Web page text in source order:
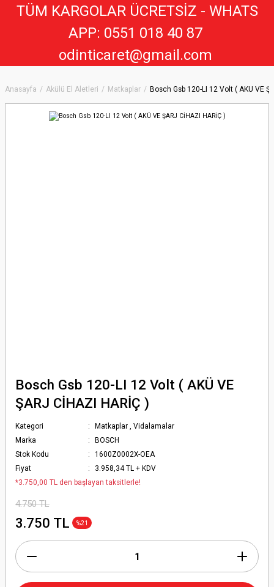
Anasayfa Akülü El Aletleri Matkaplar Bosch Gsb 120-LI 12 Volt ( AKÜ VE
Bosch Gsb 120-LI 12 Volt ( AKÜ VE
ŞARJ CİHAZI HARİÇ )
Kategori Matkaplar ,Vidalamalar
Marka
BOSCH
Stok Kodu
1600Z0002X-OEA
Fiyat
3.958,34 TL + KDV
*3.750,00 TL den başlayan taksitlerle!
4.750 TL
3.750 TL %21
TÜM KARGOLAR ÜCRETSİZ - WHATS
APP: 0551 018 40 87
odinticaret@gmail.com